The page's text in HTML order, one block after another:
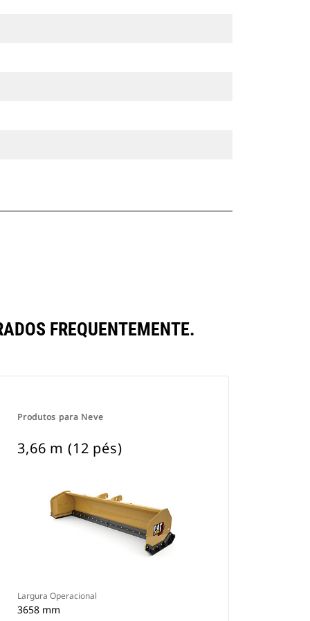
FREQUENTEMENTE.
Produtos para Neve
3,66 m (12 pés)
Largura Operacional
3658 mm